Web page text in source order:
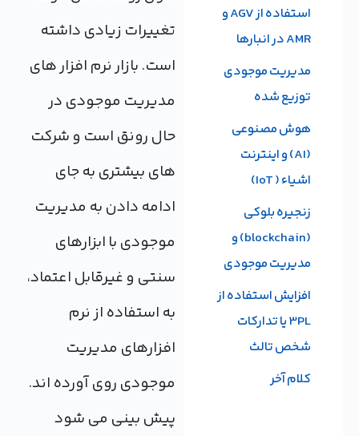
تغییرات زیادی داشته
است. بازار نرم افزار های
مدیریت موجودی در
حال رونق است و شرکت
های بیشتری به جای
ادامه دادن به مدیریت
موجودی با ابزارهای
سنتی و غیرقابل اعتماد،
به استفاده از نرم
افزارهای مدیریت
موجودی روی آورده اند.
پیش بینی می شود
استفاده از AGV و
AMR در انبارها
مدیریت موجودی
توزیع شده
هوش مصنوعی
(AI) و اینترنت
اشیاء ( IoT)
زنجیره بلوکی
(blockchain) و
مدیریت موجودی
افزایش استفاده از
3PL یا تدارکات
شخص تالث
کلام آخر